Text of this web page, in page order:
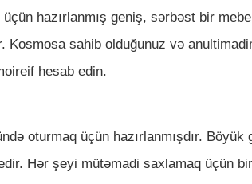
hazırlanmış geniş, sərbəst bir mebel
sahib olduğunuz və
hesab edin.
oturmaq üçün hazırlanmışdır.
Hər şeyi mütəmadi saxlamaq üçün